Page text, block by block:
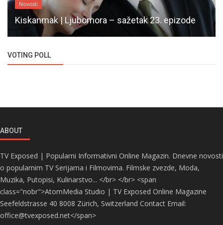
Novosti
Kiskanmak | Ljubomora – sažetak 23. epizode
VOTING POLL
ABOUT
TV Exposed | Popularni Informativni Online Magazin. Dnevne novosti
o popularnim TV Serijama i Filmovima. Filmske zvezde, Moda,
Muzika, Putopisi, Kulinarstvo... </br> </br> <span
class="nobr">AtomMedia Studio | TV Exposed Online Magazine
Seefeldstrasse 40 8008 Zürich, Switzerland Contact Email:
office@tvexposed.net</span>